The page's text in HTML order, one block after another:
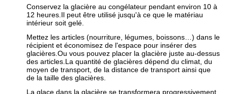
Conservez la glacière au congélateur pendant environ 10 à
12 heures.Il peut être utilisé jusqu'à ce que le matériau
intérieur soit gelé.
Mettez les articles (nourriture, légumes, boissons…) dans le
récipient et économisez de l'espace pour insérer des
glacières.Ou vous pouvez placer la glacière juste au-dessus
des articles.La quantité de glacières dépend du climat, du
moyen de transport, de la distance de transport ainsi que
de la taille des glacières.
La glace dans la glacière se transformera progressivement